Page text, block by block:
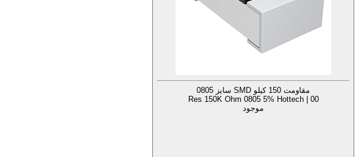
مقاومت 150 کیلو SMD سایز 0805
Res 150K Ohm 0805 5% Hottech | 00
موجود